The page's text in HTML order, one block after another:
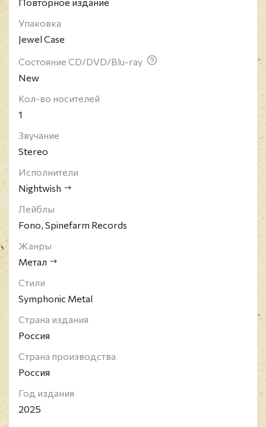
Упаковка
Jewel Case
Состояние CD/DVD/Blu-ray
New
Кол-во носителей
1
Звучание
Stereo
Исполнители
Nightwish
Лейблы
Fono, Spinefarm Records
Жанры
Метал
Стили
Symphonic Metal
Страна издания
Россия
Страна производства
Россия
Год издания
2025